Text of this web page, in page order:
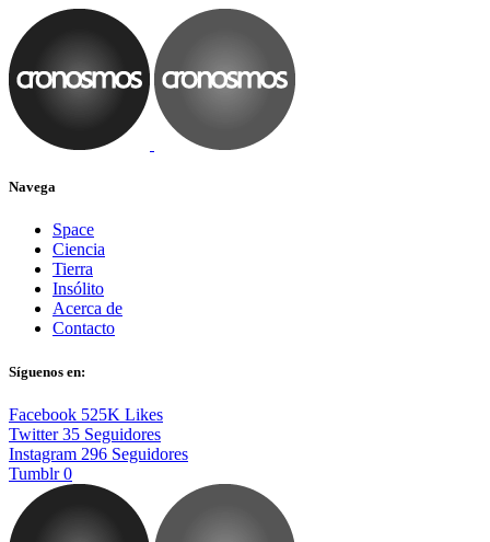
Navega
Space
Ciencia
Tierra
Insólito
Acerca de
Contacto
Síguenos en:
Facebook 525K Likes
Twitter 35 Seguidores
Instagram 296 Seguidores
Tumblr 0